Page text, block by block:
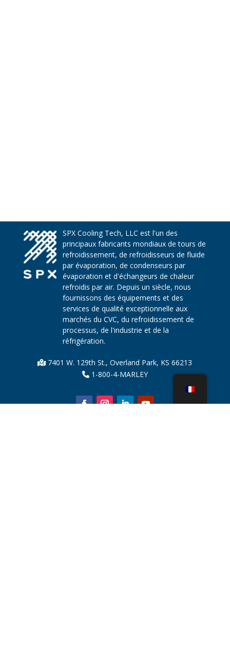
SPX Cooling Tech, LLC est l'un des
principaux fabricants mondiaux de tours de
refroidissement, de refroidisseurs de fluide
par évaporation, de condenseurs par
évaporation et d'échangeurs de chaleur
refroidis par air. Depuis un siècle, nous
fournissons des équipements et des
services de qualité exceptionnelle aux
marchés du CVC, du refroidissement de
processus, de l'industrie et de la
réfrigération.
7401 W. 129th St., Overland Park, KS 66213
1-800-4-MARLEY